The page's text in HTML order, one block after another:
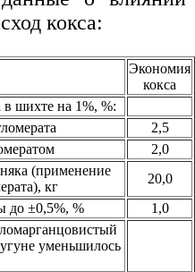
кокса:
Экономия
кокса
шихте на 1%, %:
2,5
2,0
(применение
кг
20,0
до ±0,5%, %
1,0
уменьшилось